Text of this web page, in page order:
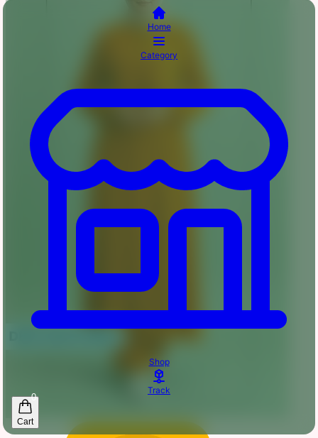
Home
Category
Shop
Track
0
Cart